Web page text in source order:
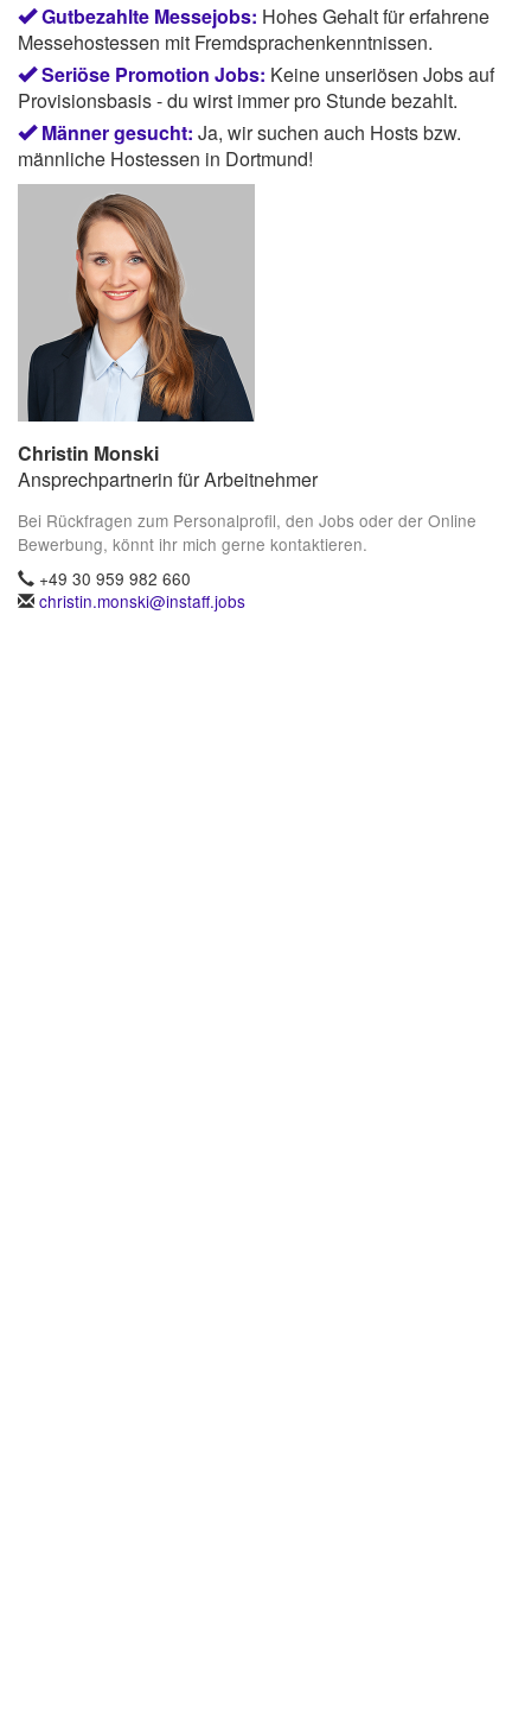
Gutbezahlte Messejobs: Hohes Gehalt für erfahrene
Messehostessen mit Fremdsprachenkenntnissen.
Seriöse Promotion Jobs: Keine unseriösen Jobs auf
Provisionsbasis - du wirst immer pro Stunde bezahlt.
Männer gesucht: Ja, wir suchen auch Hosts bzw.
männliche Hostessen in Dortmund!
Christin Monski
Ansprechpartnerin für Arbeitnehmer
Bei Rückfragen zum Personalprofil, den Jobs oder der Online
Bewerbung, könnt ihr mich gerne kontaktieren.
+49 30 959 982 660
christin.monski@instaff.jobs